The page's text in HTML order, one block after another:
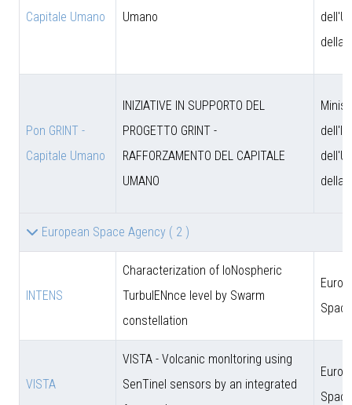
Capitale Umano
Umano
della
Pon GRINT -
Capitale Umano
INIZIATIVE IN SUPPORTO DEL
PROGETTO GRINT -
RAFFORZAMENTO DEL CAPITALE
UMANO
della
European Space Agency ( 2 )
INTENS
Characterization of IoNospheric
TurbulENnce level by Swarm
constellation
VISTA
VISTA - Volcanic monItoring using
SenTinel sensors by an integrated